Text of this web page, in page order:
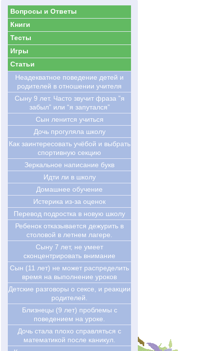
Вопросы и Ответы
Книги
Тесты
Игры
Статьи
Hеадекватное поведение детей и
родителей в отношении учителя
Сыну 9 лет. Часто звучит фраза ”я
забыл” или “я запутался”
Сын ленится учиться
Дочь прогуляла школу
Как заинтересовать учёбой и выбрать
спортивную секцию
Зеркальное написание букв
Идти ли в школу
Домашнее обучение
Истерика из-за оценок
Перевод подростка в новую школу
Ребенок отказывается дежурить в
столовой в летнем лагере.
Cыну 7 лет, не умеет
сконцентрировать внимание
Сын (11 лет) не может распределить
время на выполнение уроков
Детские разговоры о сексе, и реакции
родителей.
Близнецы (9 лет) проблемы с
поведением на уроке.
Дочь стала плохо справляться с
математикой после каникул.